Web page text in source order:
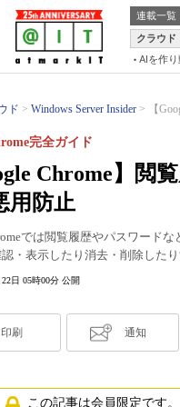
連載一覧
クラウド
AIを作
ド Windows Server Insider 【
Chrome】閲
用防止
完全ガイド
では閲覧履歴やパスワード
・表示したり消去・削除した
22日 05時00分 公開
印刷 通知
この記事は会員限定です。